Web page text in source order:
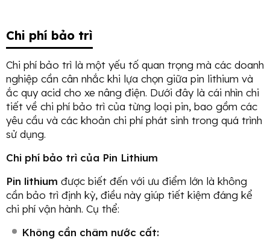
Chi phí bảo trì
Chi phí bảo trì là một yếu tố quan trọng mà các doanh
nghiệp cần cân nhắc khi lựa chọn giữa pin lithium và
ắc quy acid cho xe nâng điện. Dưới đây là cái nhìn chi
tiết về chi phí bảo trì của từng loại pin, bao gồm các
yêu cầu và các khoản chi phí phát sinh trong quá trình
sử dụng.
Chi phí bảo trì của Pin Lithium
Pin lithium được biết đến với ưu điểm lớn là không
cần bảo trì định kỳ, điều này giúp tiết kiệm đáng kể
chi phí vận hành. Cụ thể:
Không cần châm nước cất: